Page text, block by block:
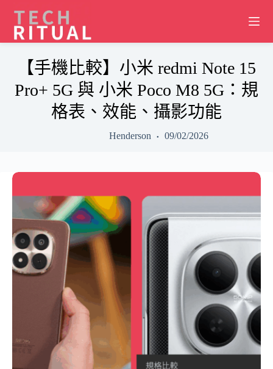
content
【手機比較】小米 redmi Note 15
Pro+ 5G 與 小米 Poco M8 5G：規
格表、效能、攝影功能
Henderson 09/02/2026